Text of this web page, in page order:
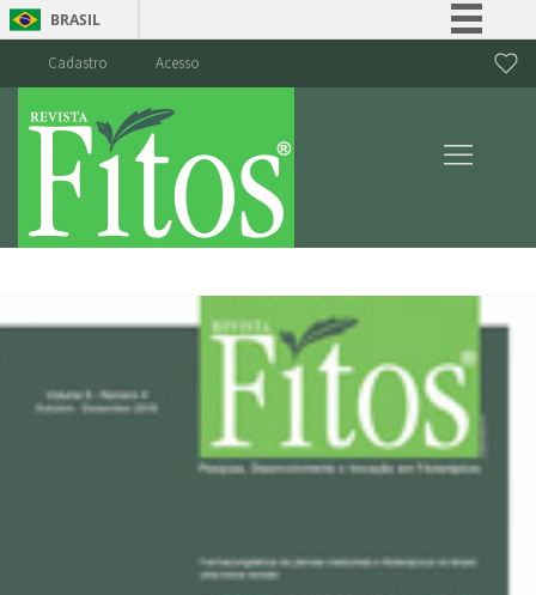
BRASIL
Canais
Cadastro Acesso